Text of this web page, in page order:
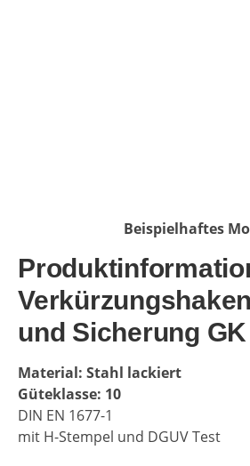
Beispielhaftes
und Sicherung GK
Material: Stahl lackiert
Güteklasse: 10
DIN EN 1677-1
mit H-Stempel und DGUV Test